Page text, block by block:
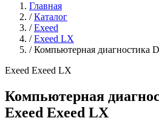
Главная
/ Каталог
/ Exeed
/ Exeed LX
/ Компьютерная диагностика
Exeed Exeed LX
Компьютерная
Exeed Exeed LX